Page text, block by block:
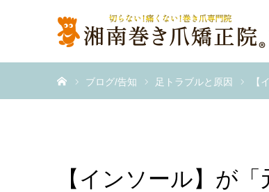
ブログ/告知 足トラブルと原因 【
【インソール】が